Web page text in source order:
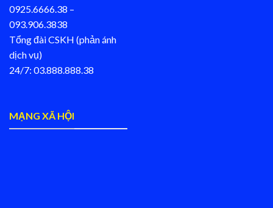
0925.6666.38 –
093.906.3838
Tổng đài CSKH (phản ánh
dịch vụ)
24/7: 03.888.888.38
MẠNG XÃ HỘI